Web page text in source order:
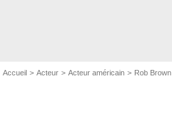
Accueil Acteur Acteur américain Rob Brown